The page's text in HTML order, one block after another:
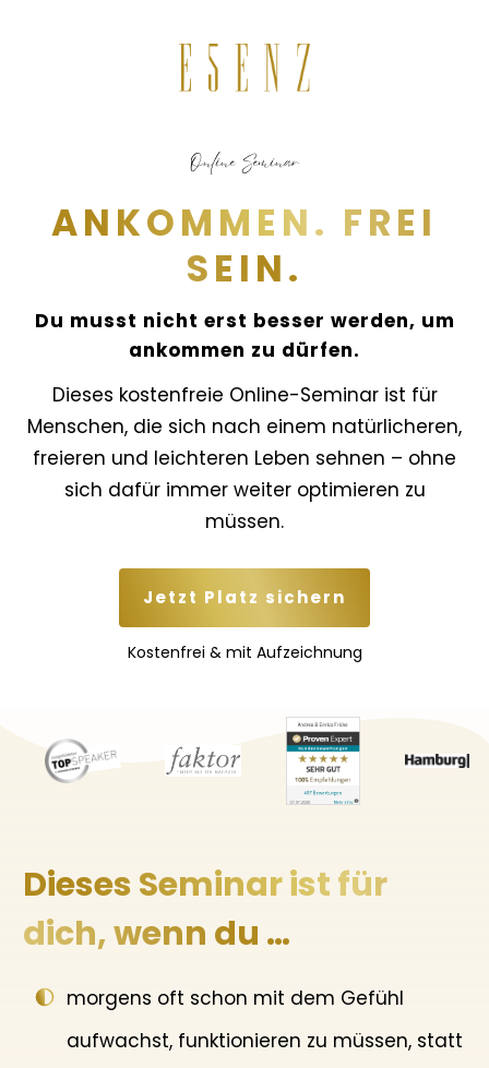
Online Seminar
ANKOMMEN. FREI
SEIN.
Du musst nicht erst besser werden, um
ankommen zu dürfen.
Dieses kostenfreie Online-Seminar ist für
Menschen, die sich nach einem natürlicheren,
freieren und leichteren Leben sehnen – ohne
sich dafür immer weiter optimieren zu
müssen.
Jetzt Platz sichern
Kostenfrei & mit Aufzeichnung
Dieses Seminar ist für
dich, wenn du …
morgens oft schon mit dem Gefühl
aufwachst, funktionieren zu müssen, statt